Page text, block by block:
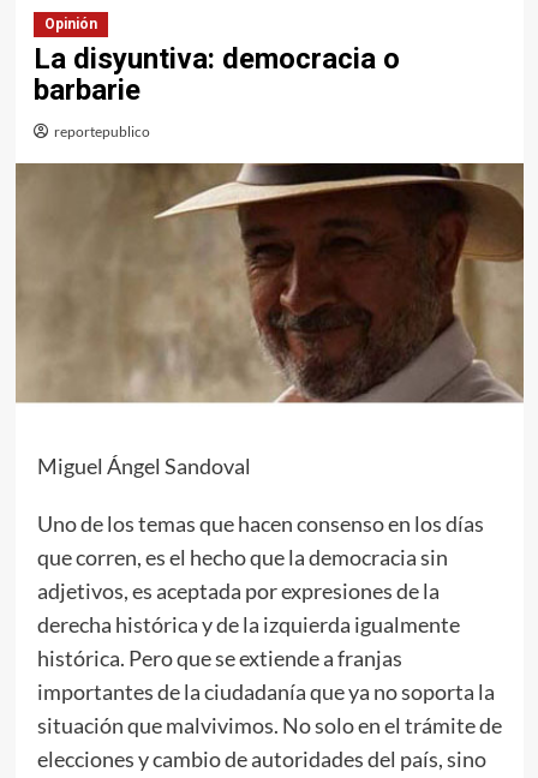
Opinión
La disyuntiva: democracia o
barbarie
reportepublico
Miguel Ángel Sandoval
Uno de los temas que hacen consenso en los días
que corren, es el hecho que la democracia sin
adjetivos, es aceptada por expresiones de la
derecha histórica y de la izquierda igualmente
histórica. Pero que se extiende a franjas
importantes de la ciudadanía que ya no soporta la
situación que malvivimos. No solo en el trámite de
elecciones y cambio de autoridades del país, sino